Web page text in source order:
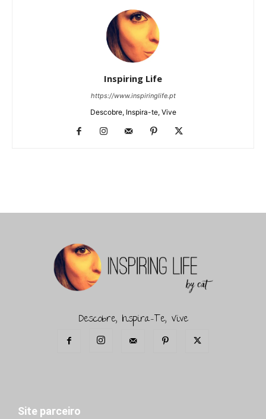
Inspiring Life
https://www.inspiringlife.pt
Descobre, Inspira-te, Vive
Descobre, Inspira-Te, Vive
Site parceiro